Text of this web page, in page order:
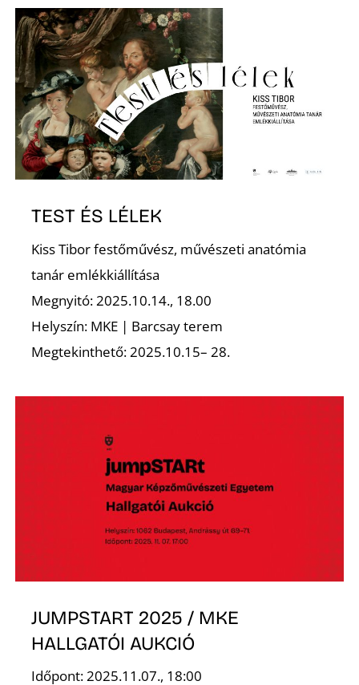
TEST ÉS LÉLEK
Kiss Tibor festőművész, művészeti anatómia
tanár emlékkiállítása
Megnyitó: 2025.10.14., 18.00
Helyszín: MKE | Barcsay terem
Megtekinthető: 2025.10.15– 28.
JUMPSTART 2025 / MKE
HALLGATÓI AUKCIÓ
Időpont: 2025.11.07., 18:00